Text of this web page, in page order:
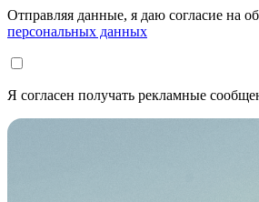
Отправляя данные, я даю согласие на
персональных данных
Я согласен получать рекламные